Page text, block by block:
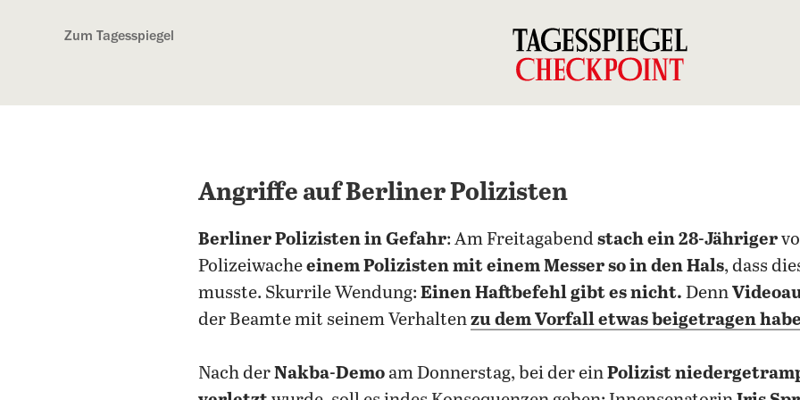
Zum Tagesspiegel
Angriffe auf Berliner Polizisten
Berliner Polizisten in Gefahr: Am Freitagabendstach ein 28-Jähriger
Polizeiwacheeinem Polizisten mit einem Messer so in den Hals, dass
musste. Skurrile Wendung:Einen Haftbefehl gibt es nicht. Denn
der Beamte mit seinem Verhaltenzu dem Vorfall etwas beigetragen
Nach derNakba-Demo am Donnerstag, bei der einPolizist